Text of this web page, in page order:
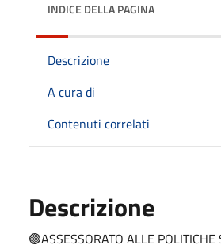
INDICE DELLA PAGINA
Descrizione
A cura di
Contenuti correlati
Descrizione
🟢ASSESSORATO ALLE POLITICHE